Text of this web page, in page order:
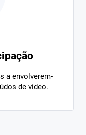
a envolverem-
de vídeo.